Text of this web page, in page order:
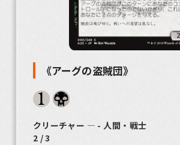
《アーグの盗賊団》
クリーチャー ― - 人間・戦士
2 / 3